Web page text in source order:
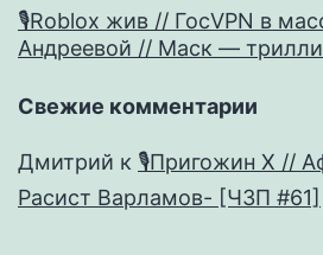
🎙Roblox жив // ГосVPN в
Андреевой // Маск —
Свежие комментарии
Дмитрий к 🎙Пригожин X //
Расист Варламов- [ЧЗП #61]